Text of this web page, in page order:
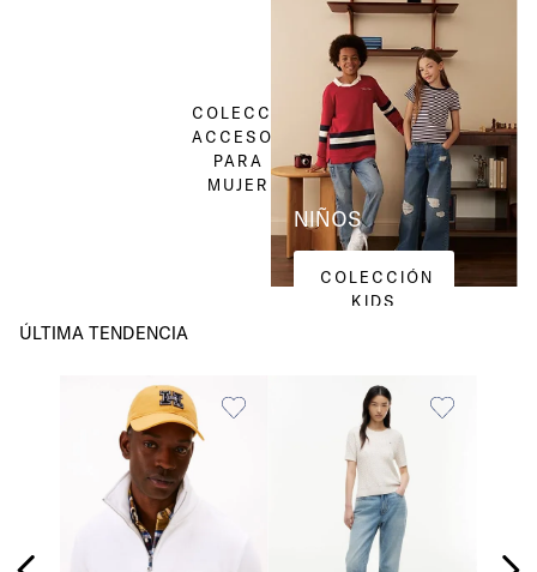
COLECCIÓN
ACCESORIOS
PARA
MUJER
NIÑOS
COLECCIÓN
KIDS
ÚLTIMA TENDENCIA